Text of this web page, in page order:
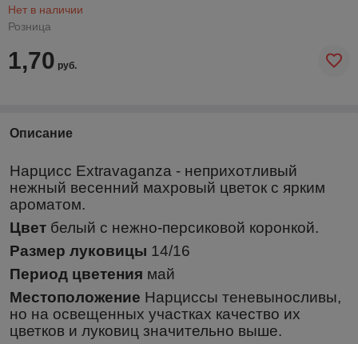
Нет в наличии
Розница
1,70 руб.
Описание
Нарцисс Extravaganza - неприхотливый
нежный весенний махровый цветок с ярким
ароматом.
Цвет белый с нежно-персиковой коронкой.
Размер луковицы 14/16
Период цветения май
Местоположение Нарциссы теневыносливы,
но на освещенных участках качество их
цветков и луковиц значительно выше.